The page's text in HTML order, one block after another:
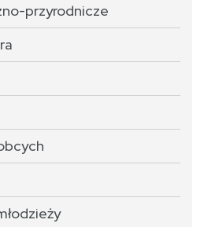
przyrodnicze